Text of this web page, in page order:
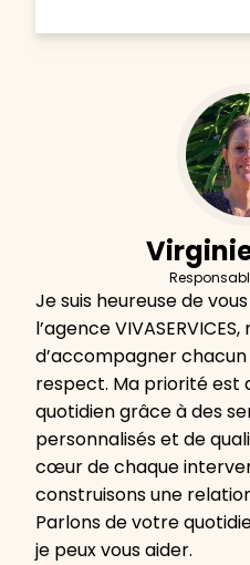
Je suis heureuse de
l’agence
d’accompagner
respect. Ma priorité est
quotidien grâce à des
personnalisés et de
cœur de chaque
construisons une
Parlons de votre
je peux vous aider.